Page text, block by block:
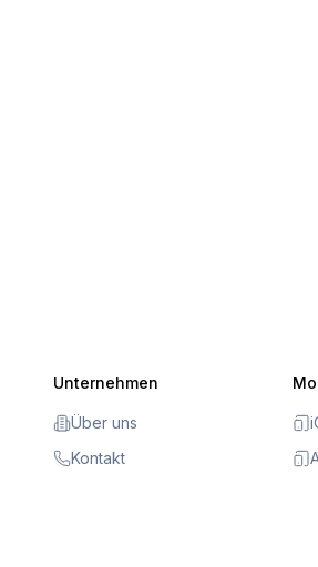
Unternehmen
Über uns
Kontakt